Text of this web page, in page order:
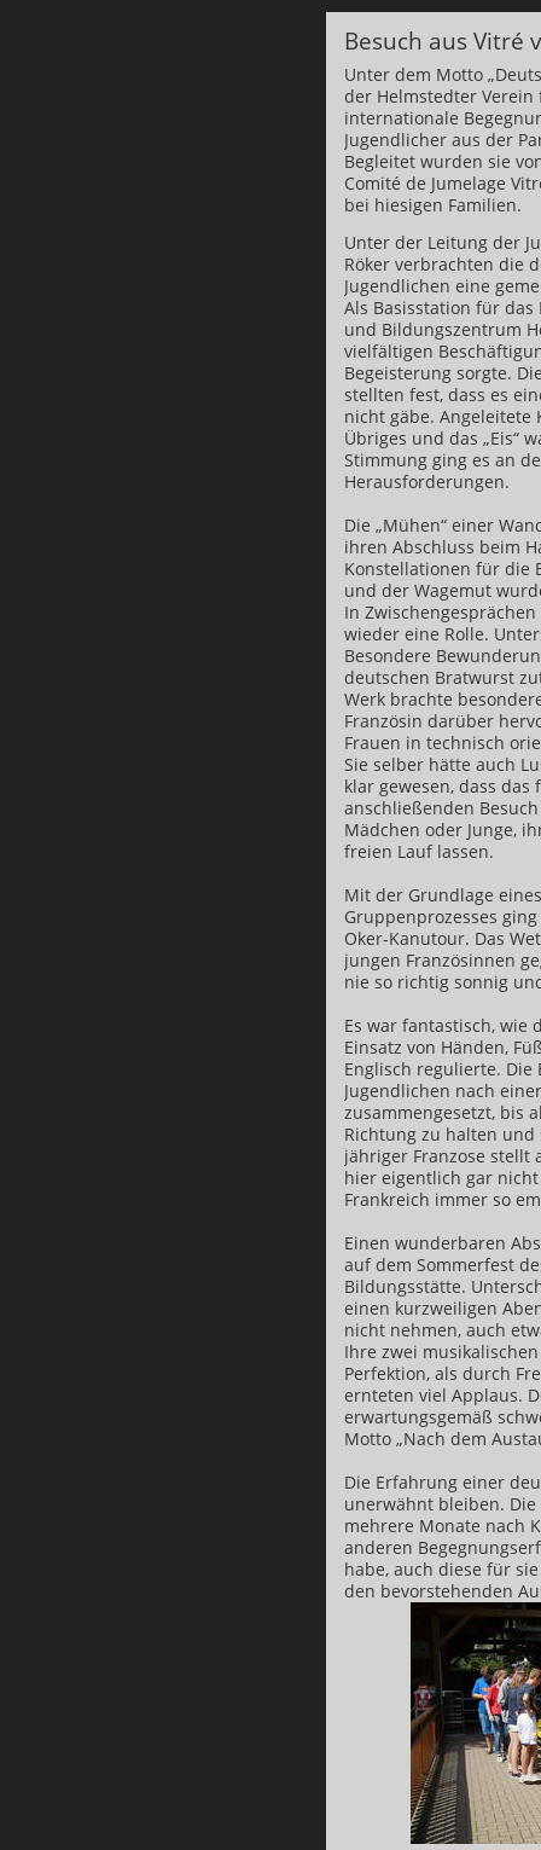
Besuch aus Vitré
Unter dem Motto
der Helmstedter
internationale
Jugendlicher aus der
Begleitet wurden sie
Comité de Jumelage
bei hiesigen Familien.
Unter der Leitung der
Röker verbrachten die
Jugendlichen eine
Als Basisstation für
und Bildungszentrum
vielfältigen
Begeisterung sorgte.
stellten fest, dass es
nicht gäbe.
Übriges und das „Eis“
Stimmung ging es an
Herausforderungen.
Die „Mühen“ einer
ihren Abschluss beim
Konstellationen für die
und der Wagemut
In
wieder eine Rolle.
Besondere
deutschen Bratwurst
Werk brachte
Französin darüber
Frauen in technisch
Sie selber hätte auch
klar gewesen, dass
anschließenden
Mädchen oder Junge,
freien Lauf lassen.
Mit der Grundlage
Gruppenprozesses
Oker-Kanutour. Das
jungen Französinnen
nie so richtig sonnig
Es war fantastisch, wie
Einsatz von Händen,
Englisch regulierte.
Jugendlichen nach
zusammengesetzt, bis
Richtung zu halten und
jähriger Franzose stellt
hier eigentlich gar
Frankreich immer so
Einen wunderbaren
auf dem Sommerfest
Bildungsstätte.
einen kurzweiligen
nicht nehmen, auch
Ihre zwei
Perfektion, als durch
ernteten viel Applaus.
erwartungsgemäß
Motto „Nach dem
Die Erfahrung einer
unerwähnt bleiben.
mehrere Monate nach
anderen
habe, auch diese für
den bevorstehenden